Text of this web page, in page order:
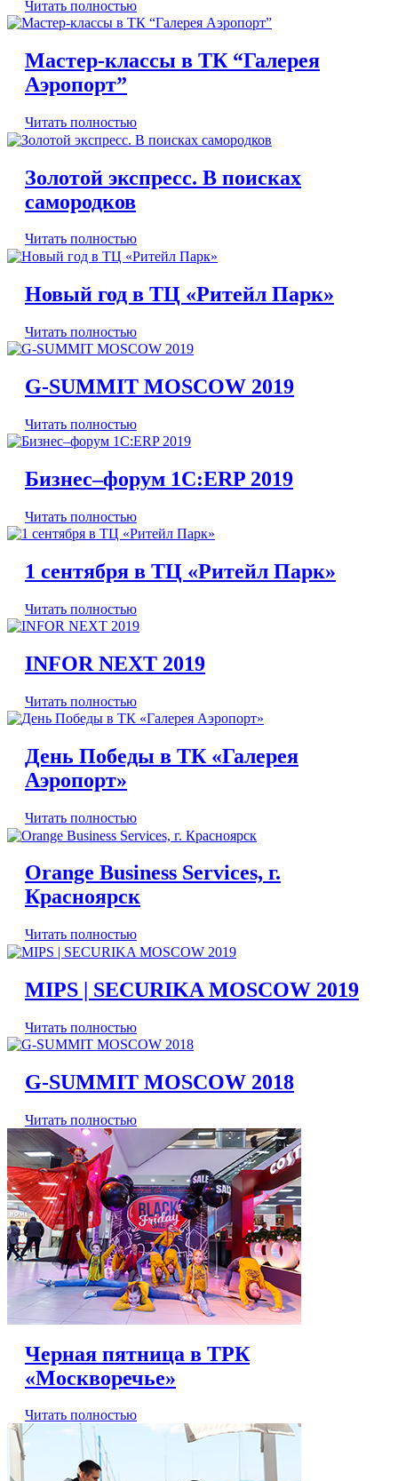
Читать полностью
Мастер-классы в ТК “Галерея
Аэропорт”
Читать полностью
Золотой экспресс. В поисках
самородков
Читать полностью
Новый год в ТЦ «Ритейл Парк»
Читать полностью
G-SUMMIT MOSCOW 2019
Читать полностью
Бизнес–форум 1С:ERP 2019
Читать полностью
1 сентября в ТЦ «Ритейл Парк»
Читать полностью
INFOR NEXT 2019
Читать полностью
День Победы в ТК «Галерея
Аэропорт»
Читать полностью
Orange Business Services, г.
Красноярск
Читать полностью
MIPS | SECURIKA MOSCOW 2019
Читать полностью
G-SUMMIT MOSCOW 2018
Читать полностью
Черная пятница в ТРК
«Москворечье»
Читать полностью